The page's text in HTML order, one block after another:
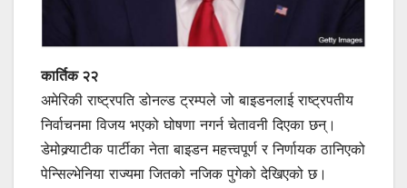
कार्तिक २२
अमेरिकी राष्ट्रपति डोनल्ड ट्रम्पले जो बाइडनलाई राष्ट्रपतीय
निर्वाचनमा विजय भएको घोषणा नगर्न चेतावनी दिएका छन्।
डेमोक्र्याटीक पार्टीका नेता बाइडन महत्त्वपूर्ण र निर्णायक ठानिएको
पेन्सिल्भेनिया राज्यमा जितको नजिक पुगेको देखिएको छ।